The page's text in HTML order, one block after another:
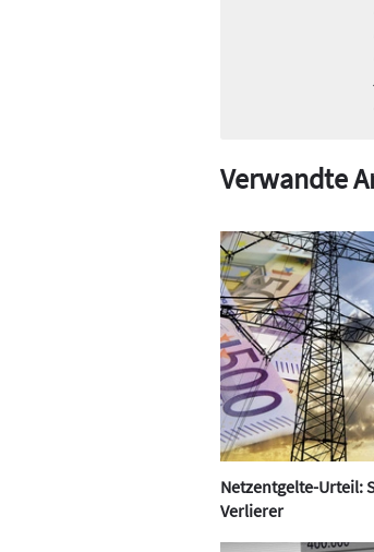
Verwandte
Netzentgelte-Urteil:
Verlierer